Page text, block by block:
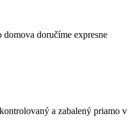
doručíme expresne
a zabalený priamo v